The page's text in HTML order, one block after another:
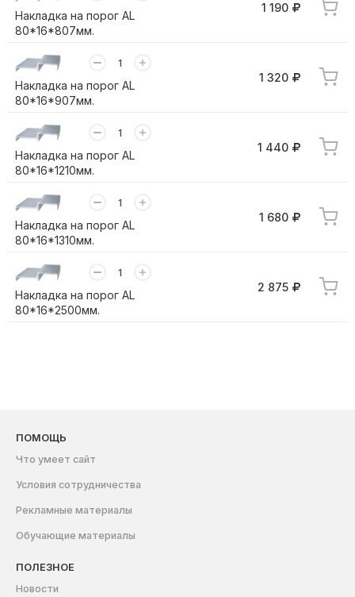
Накладка на порог AL
80*16*807мм.
1 190
Накладка на порог AL
80*16*907мм.
1 320
Накладка на порог AL
80*16*1210мм.
1 440
Накладка на порог AL
80*16*1310мм.
1 680
Накладка на порог AL
80*16*2500мм.
2 875
ПОМОЩЬ
Что умеет сайт
Условия сотрудничества
Рекламные материалы
Обучающие материалы
ПОЛЕЗНОЕ
Новости